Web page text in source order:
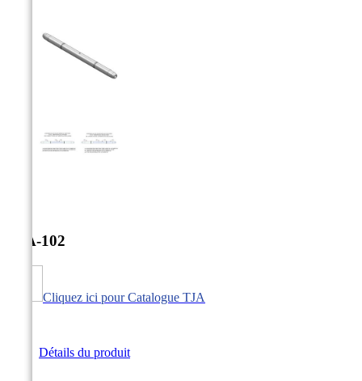
TJA-102
Cliquez ici pour Catalogue TJA
Détails du produit